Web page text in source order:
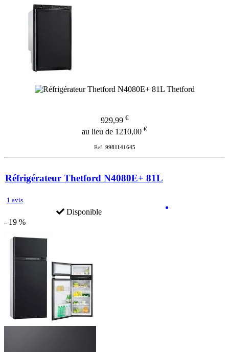
929,99 €
au lieu de 1210,00 €
Ref. 9981141645
Réfrigérateur Thetford N4080E+ 81L
1 avis
Disponible
- 19 %